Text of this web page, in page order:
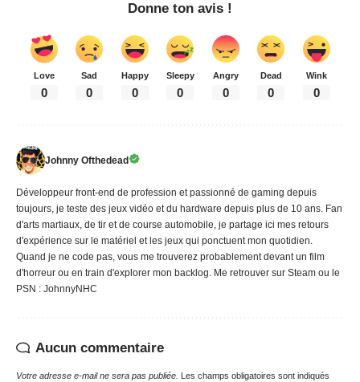
Donne ton avis !
Love
0
Sad
0
Happy
0
Sleepy
0
Angry
0
Dead
0
Wink
0
Johnny Ofthedead
Développeur front-end de profession et passionné de gaming depuis
toujours, je teste des jeux vidéo et du hardware depuis plus de 10 ans. Fan
d'arts martiaux, de tir et de course automobile, je partage ici mes retours
d'expérience sur le matériel et les jeux qui ponctuent mon quotidien.
Quand je ne code pas, vous me trouverez probablement devant un film
d'horreur ou en train d'explorer mon backlog. Me retrouver sur Steam ou le
PSN : JohnnyNHC
Aucun commentaire
Votre adresse e-mail ne sera pas publiée. Les champs obligatoires sont indiqués